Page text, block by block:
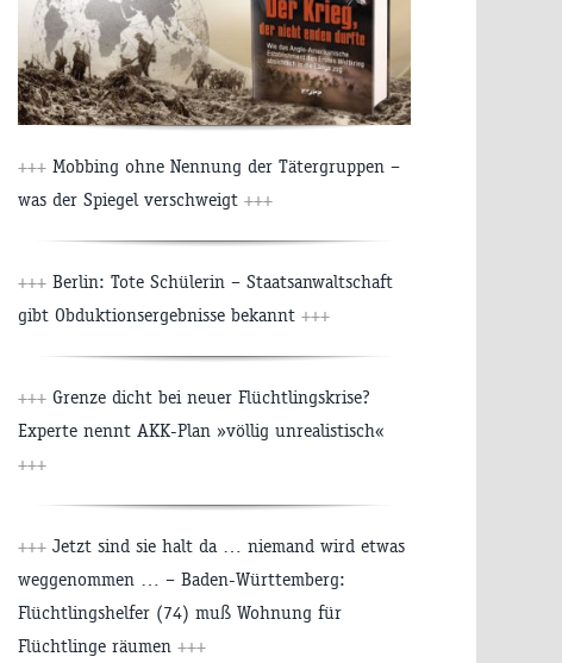
+++ Mobbing ohne Nennung der Tätergruppen –
was der Spiegel verschweigt +++
+++ Berlin: Tote Schülerin – Staatsanwaltschaft
gibt Obduktionsergebnisse bekannt +++
+++ Grenze dicht bei neuer Flüchtlingskrise?
Experte nennt AKK-Plan »völlig unrealistisch«
+++
+++ Jetzt sind sie halt da … niemand wird etwas
weggenommen … – Baden-Württemberg:
Flüchtlingshelfer (74) muß Wohnung für
Flüchtlinge räumen +++